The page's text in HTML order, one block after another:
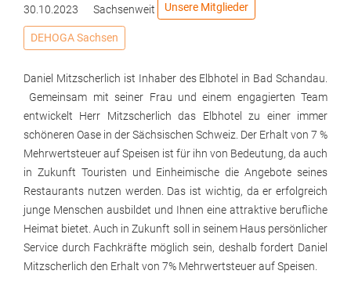
30.10.2023 Sachsenweit Unsere Mitglieder
DEHOGA Sachsen
Daniel Mitzscherlich ist Inhaber des Elbhotel in Bad Schandau.
Gemeinsam mit seiner Frau und einem engagierten Team
entwickelt Herr Mitzscherlich das Elbhotel zu einer immer
schöneren Oase in der Sächsischen Schweiz. Der Erhalt von 7 %
Mehrwertsteuer auf Speisen ist für ihn von Bedeutung, da auch
in Zukunft Touristen und Einheimische die Angebote seines
Restaurants nutzen werden. Das ist wichtig, da er erfolgreich
junge Menschen ausbildet und Ihnen eine attraktive berufliche
Heimat bietet. Auch in Zukunft soll in seinem Haus persönlicher
Service durch Fachkräfte möglich sein, deshalb fordert Daniel
Mitzscherlich den Erhalt von 7% Mehrwertsteuer auf Speisen.